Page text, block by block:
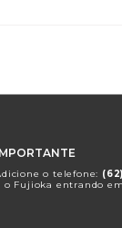
o telefone:
o Fujioka entrando